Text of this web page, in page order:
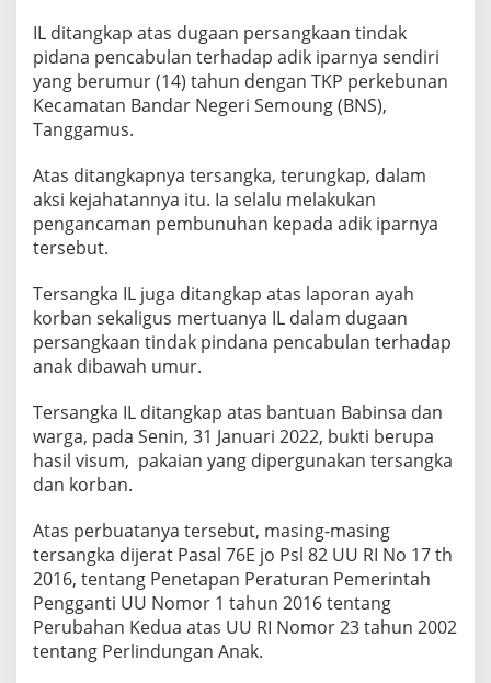
IL ditangkap atas dugaan persangkaan tindak
pidana pencabulan terhadap adik iparnya sendiri
yang berumur (14) tahun dengan TKP perkebunan
Kecamatan Bandar Negeri Semoung (BNS),
Tanggamus.
Atas ditangkapnya tersangka, terungkap, dalam
aksi kejahatannya itu. Ia selalu melakukan
pengancaman pembunuhan kepada adik iparnya
tersebut.
Tersangka IL juga ditangkap atas laporan ayah
korban sekaligus mertuanya IL dalam dugaan
persangkaan tindak pindana pencabulan terhadap
anak dibawah umur.
Tersangka IL ditangkap atas bantuan Babinsa dan
warga, pada Senin, 31 Januari 2022, bukti berupa
hasil visum, pakaian yang dipergunakan tersangka
dan korban.
Atas perbuatanya tersebut, masing-masing
tersangka dijerat Pasal 76E jo Psl 82 UU RI No 17 th
2016, tentang Penetapan Peraturan Pemerintah
Pengganti UU Nomor 1 tahun 2016 tentang
Perubahan Kedua atas UU RI Nomor 23 tahun 2002
tentang Perlindungan Anak.